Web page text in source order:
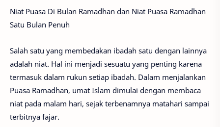
Niat Puasa Di Bulan Ramadhan dan Niat Puasa Ramadhan
Satu Bulan Penuh
Salah satu yang membedakan ibadah satu dengan lainnya
adalah niat. Hal ini menjadi sesuatu yang penting karena
termasuk dalam rukun setiap ibadah. Dalam menjalankan
Puasa Ramadhan, umat Islam dimulai dengan membaca
niat pada malam hari, sejak terbenamnya matahari sampai
terbitnya fajar.